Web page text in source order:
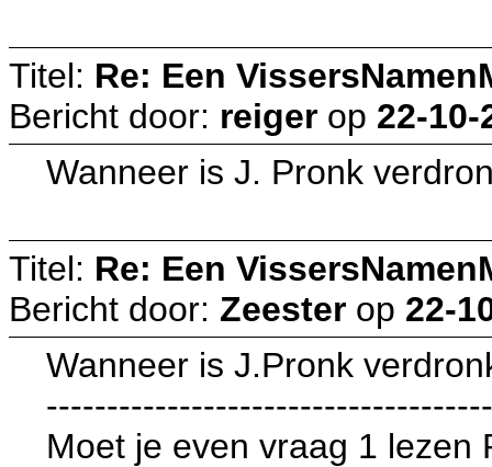
Titel: Re: Een
Bericht door: reiger op 22-10-
Wanneer is J. Pronk
Titel: Re: Een
Bericht door: Zeester op 22-
Wanneer is J.Pronk
Moet je even vraag 1 lezen